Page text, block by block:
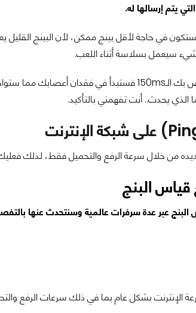
في حاجة لأقل بينج ممكن، لأن البينج
سيعمل بسلاسة أثناء اللعب.
يحدث.. أنت تفهمني بالتأكيد.
تحديده من خلال سرعة الرفع والتحميل فقط، لذلك
بشكل عام بما في ذلك سرعات الرفع